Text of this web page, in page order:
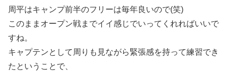
周平はキャンプ前半のフリーは毎年良いので(笑)
このままオープン戦までイイ感じでいってくれればいいで
すね。
キャプテンとして周りも見ながら緊張感を持って練習でき
たということで、